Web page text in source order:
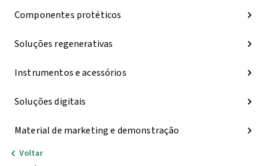
Componentes protéticos
Soluções regenerativas
Instrumentos e acessórios
Soluções digitais
Material de marketing e demonstração
Voltar